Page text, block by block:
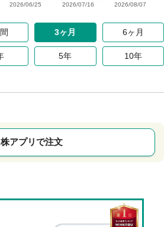
2026/08/07
2026/07/16
2026/06/25
3ヶ月 6ヶ月
5年 10年
株アプリで注文